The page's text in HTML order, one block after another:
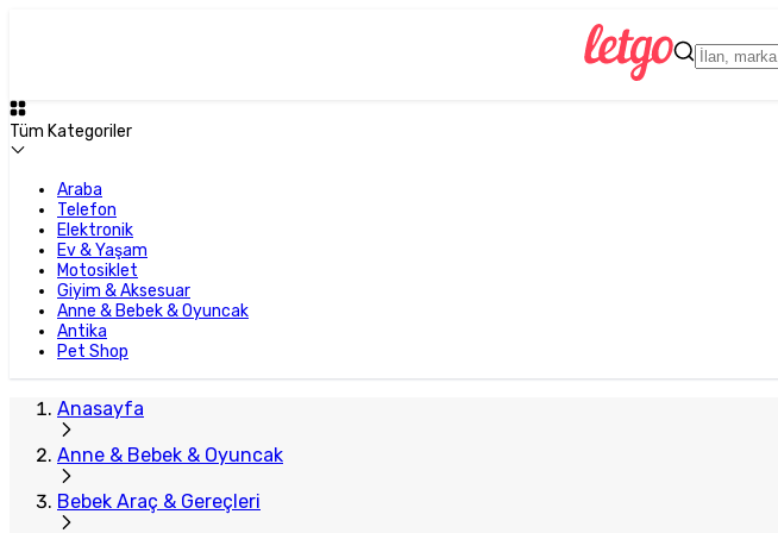
Tüm Kategoriler
Araba
Telefon
Elektronik
Ev & Yaşam
Motosiklet
Giyim & Aksesuar
Anne & Bebek & Oyuncak
Antika
Pet Shop
Anasayfa
Anne & Bebek & Oyuncak
Bebek Araç & Gereçleri